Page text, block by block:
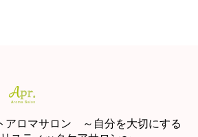
アロマサロン ～自分を大切にする